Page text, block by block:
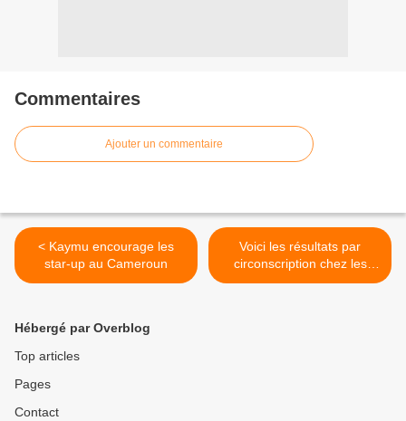
Commentaires
Ajouter un commentaire
< Kaymu encourage les
star-up au Cameroun
Voici les résultats par
circonscription chez les
opposants en question >
Hébergé par Overblog
Top articles
Pages
Contact